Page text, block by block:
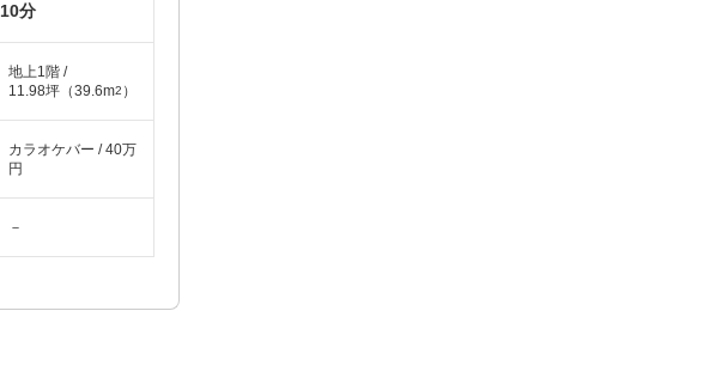
10分
地上1階 /
11.98坪 （39.6m2 ）
カラオケバー / 40万
円
－